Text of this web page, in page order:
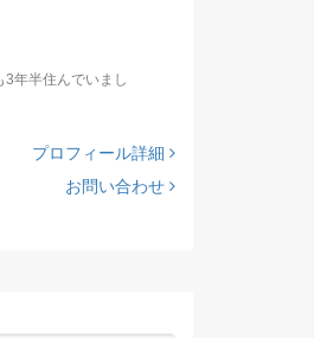
年半住んでいまし
プロフィール詳細
お問い合わせ